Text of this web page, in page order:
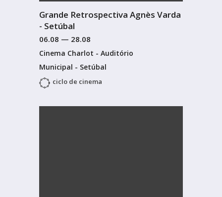
Grande Retrospectiva Agnès Varda
- Setúbal
06.08 — 28.08
Cinema Charlot - Auditório
Municipal - Setúbal
ciclo de cinema